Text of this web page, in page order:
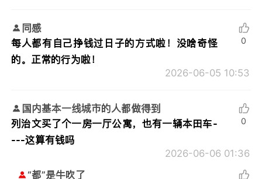
同感
每人都有自己挣钱过日子的方式啦！没啥奇怪
的。正常的行为啦！
2026-06-05 10:53
0
国内基本一线城市的人都做得到
列治文买了个一房一厅公寓，也有一辆本田车-
---这算有钱吗
2026-06-06 01:36
0
“都”是牛吹了